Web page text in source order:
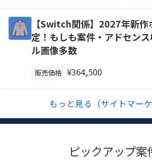
【Switch関係】2027年新
定！もしも案件・アドセン
ル画像多数
販売価格 ¥364,500
もっと見る（サイトマーケ
ピックアップ案